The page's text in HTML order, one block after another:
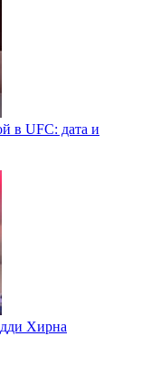
в UFC: дата и
Хирна